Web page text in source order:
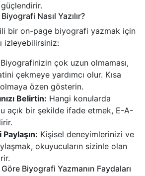
Nasıl Yazılır?
bir on-page biyografi yazmak için
izleyebilirsiniz:
Biyografinizin çok uzun olmaması,
çekmeye yardımcı olur. Kısa
özen gösterin.
Belirtin: Hangi konularda
açık bir şekilde ifade etmek, E-A-
Kişisel deneyimlerinizi ve
okuyucuların sizinle olan
Biyografi Yazmanın Faydaları